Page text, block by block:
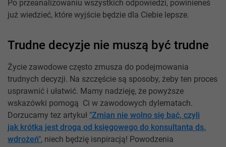
Po przeanalizowaniu wszystkich odpowiedzi, powinieneś
już wiedzieć, które wyjście będzie dla Ciebie lepsze.
Trudne decyzje nie muszą być trudne
Życie zawodowe często zmusza do podejmowania
trudnych decyzji. Na szczęście są sposoby, żeby ten proces
usprawnić i ułatwić. Mamy nadzieję, że powyższe
wskazówki pomogą Ci w zawodowych dylematach.
Dorzucamy tez artykuł "Zmian nie wolno się bać, czyli
jak krótka jest droga od księgowego do konsultanta ds.
wdrożeń", niech będzię isnpiracją! Powodzenia